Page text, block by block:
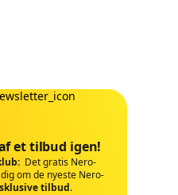
et tilbud igen!
Det gratis Nero-
om de nyeste Nero-
tilbud.